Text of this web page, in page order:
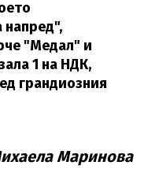
напред",
"Медал" и
1 на НДК,
грандиозния
Маринова